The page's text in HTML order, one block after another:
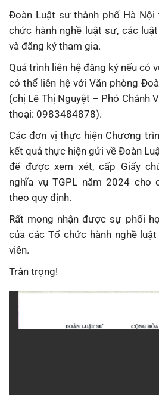
Đoàn Luật sư thành phố Hà
chức hành nghề luật sư, các
và đăng ký tham gia.
Quá trình liên hệ đăng ký nếu có
có thể liên hệ với Văn phòng
(chị Lê Thị Nguyệt – Phó Chánh
thoại: 0983484878).
Các đơn vị thực hiện Chương
kết quả thực hiện gửi về Đoàn
để được xem xét, cấp Giấy
nghĩa vụ TGPL năm 2024 cho
theo quy định.
Rất mong nhận được sự phối
của các Tổ chức hành nghề
viên.
Trân trọng!